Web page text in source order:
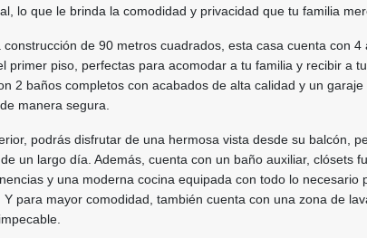
lo que le brinda la comodidad y privacidad que tu familia
de 90 metros cuadrados, esta casa cuenta con 4
primer piso, perfectas para acomodar a tu familia y recibir a
2 baños completos con acabados de alta calidad y un
manera segura.
podrás disfrutar de una hermosa vista desde su balcón,
un largo día. Además, cuenta con un baño auxiliar, clósets
y una moderna cocina equipada con todo lo necesario
Y para mayor comodidad, también cuenta con una zona de